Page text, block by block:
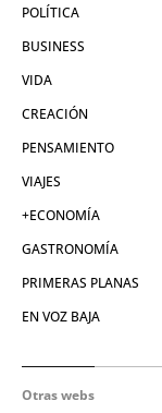
POLÍTICA
BUSINESS
VIDA
CREACIÓN
PENSAMIENTO
VIAJES
+ECONOMÍA
GASTRONOMÍA
PRIMERAS PLANAS
EN VOZ BAJA
Otras webs